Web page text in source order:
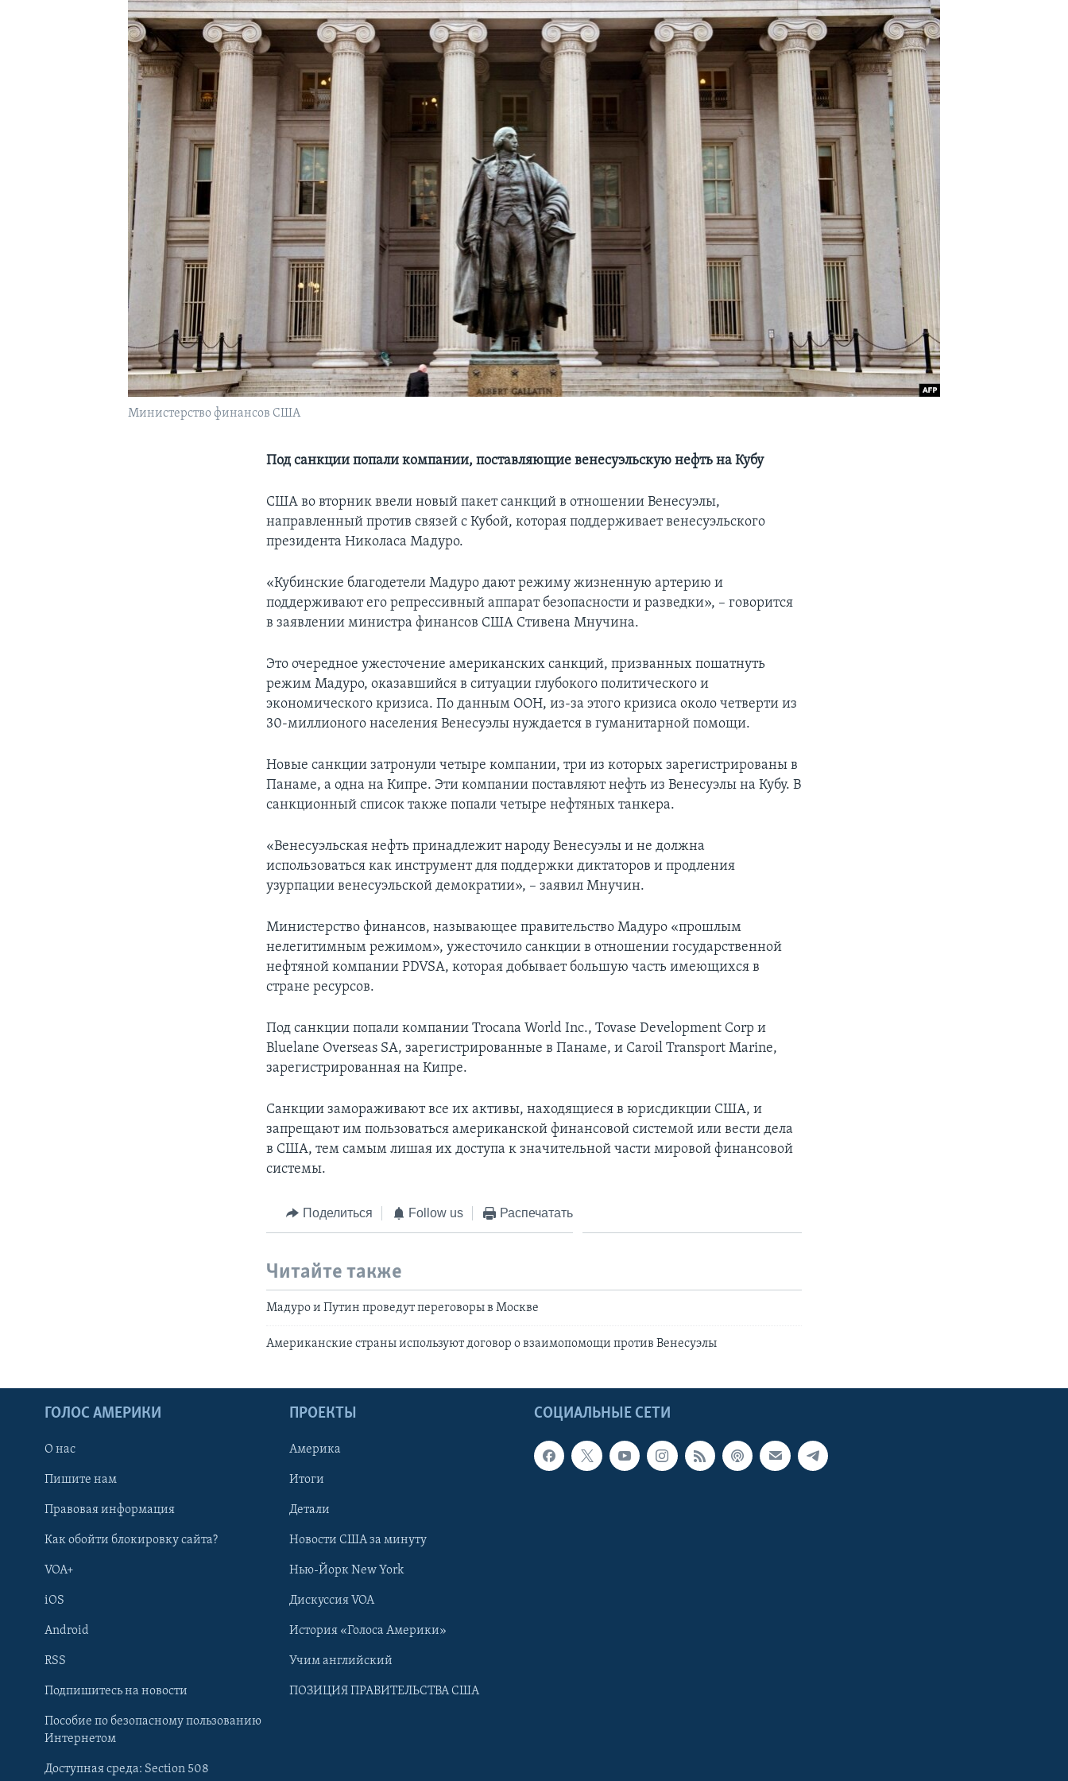
Learning English
Министерство финансов США
Под санкции попали компании, поставляющие венесуэльскую нефть на Кубу
США во вторник ввели новый пакет санкций в отношении Венесуэлы,
направленный против связей с Кубой, которая поддерживает венесуэльского
президента Николаса Мадуро.
«Кубинские благодетели Мадуро дают режиму жизненную артерию и
поддерживают его репрессивный аппарат безопасности и разведки», – говорится
в заявлении министра финансов США Стивена Мнучина.
Это очередное ужесточение американских санкций, призванных пошатнуть
режим Мадуро, оказавшийся в ситуации глубокого политического и
экономического кризиса. По данным ООН, из-за этого кризиса около четверти из
30-миллионого населения Венесуэлы нуждается в гуманитарной помощи.
Новые санкции затронули четыре компании, три из которых зарегистрированы в
Панаме, а одна на Кипре. Эти компании поставляют нефть из Венесуэлы на Кубу. В
санкционный список также попали четыре нефтяных танкера.
«Венесуэльская нефть принадлежит народу Венесуэлы и не должна
использоваться как инструмент для поддержки диктаторов и продления
узурпации венесуэльской демократии», – заявил Мнучин.
Министерство финансов, называющее правительство Мадуро «прошлым
нелегитимным режимом», ужесточило санкции в отношении государственной
нефтяной компании PDVSA, которая добывает большую часть имеющихся в
стране ресурсов.
Под санкции попали компании Trocana World Inc., Tovase Development Corp и
Bluelane Overseas SA, зарегистрированные в Панаме, и Caroil Transport Marine,
зарегистрированная на Кипре.
Санкции замораживают все их активы, находящиеся в юрисдикции США, и
запрещают им пользоваться американской финансовой системой или вести дела
в США, тем самым лишая их доступа к значительной части мировой финансовой
системы.
Поделиться Follow us Распечатать
Читайте также
Мадуро и Путин проведут переговоры в Москве
Американские страны используют договор о взаимопомощи против Венесуэлы
СОЦИАЛЬНЫЕ СЕТИ
ГОЛОС АМЕРИКИ
О нас
Пишите нам
Правовая информация
Как обойти блокировку сайта?
VOA+
iOS
Android
RSS
Подпишитесь на новости
Пособие по безопасному пользованию
Интернетом
Доступная среда: Section 508
ПРОЕКТЫ
Америка
Итоги
Детали
Новости США за минуту
Нью-Йорк New York
Дискуссия VOA
История «Голоса Америки»
Учим английский
ПОЗИЦИЯ ПРАВИТЕЛЬСТВА США